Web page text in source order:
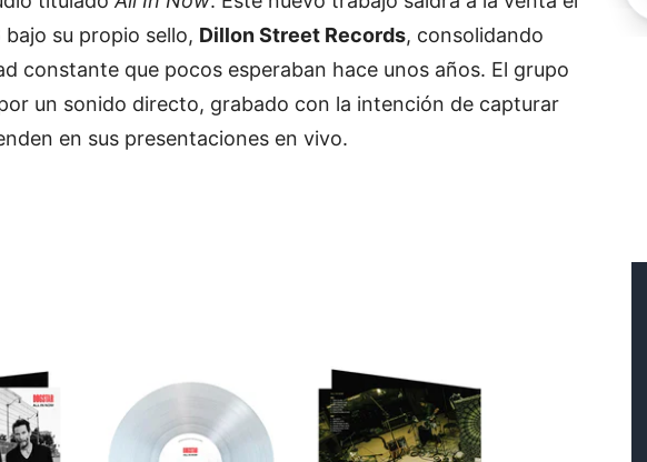
bajo su propio sello, Dillon Street Records, consolidando
constante que pocos esperaban hace unos años. El grupo
un sonido directo, grabado con la intención de capturar
en sus presentaciones en vivo.